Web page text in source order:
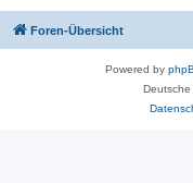
Foren-Übersicht
Powered by